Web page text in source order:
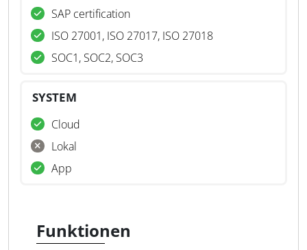
SAP certification
ISO 27001, ISO 27017, ISO 27018
SOC1, SOC2, SOC3
SYSTEM
Cloud
Lokal
App
Funktionen